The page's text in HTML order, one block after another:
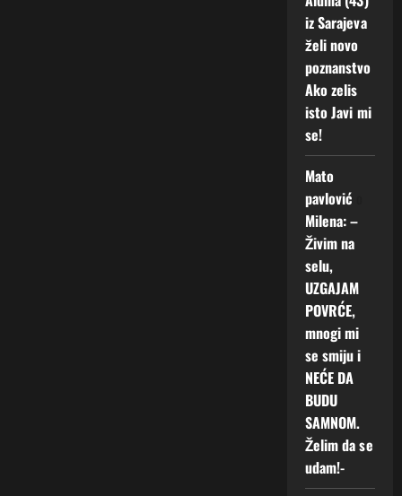
iz Sarajeva
želi novo
poznanstvo
Ako zelis
isto Javi mi
se!
Mato
pavlović
Milena: –
Živim na
selu,
UZGAJAM
POVRĆE,
mnogi mi
se smiju i
NEĆE DA
BUDU
SAMNOM.
Želim da se
udam!-